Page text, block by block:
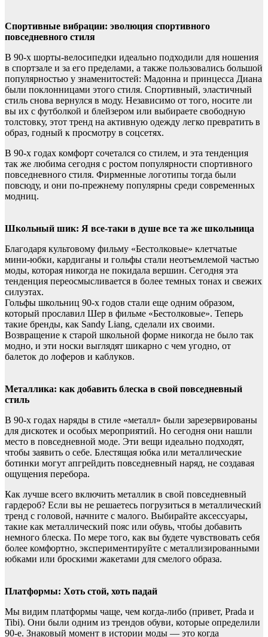
Спортивные вибрации: эволюция спортивного
повседневного стиля
В 90-х шорты-велосипедки идеально подходили для ношения
в спортзале и за его пределами, а также пользовались большой
популярностью у знаменитостей: Мадонна и принцесса Диана
были поклонницами этого стиля. Спортивный, эластичный
стиль снова вернулся в моду. Независимо от того, носите ли
вы их с футболкой и блейзером или выбираете свободную
толстовку, этот тренд на активную одежду легко превратить в
образ, годный к просмотру в соцсетях.
В 90-х годах комфорт сочетался со стилем, и эта тенденция
так же любима сегодня с ростом популярности спортивного
повседневного стиля. Фирменные логотипы тогда были
повсюду, и они по-прежнему популярны среди современных
модниц.
Школьный шик: Я все-таки в душе все та же школьница
Благодаря культовому фильму «Бестолковые» клетчатые
мини-юбки, кардиганы и гольфы стали неотъемлемой частью
моды, которая никогда не покидала вершин. Сегодня эта
тенденция переосмысливается в более темных тонах и свежих
силуэтах.
Гольфы школьниц 90-х годов стали еще одним образом,
который прославил Шер в фильме «Бестолковые». Теперь
такие бренды, как Sandy Liang, сделали их своими.
Возвращение к старой школьной форме никогда не было так
модно, и эти носки выглядят шикарно с чем угодно, от
балеток до лоферов и каблуков.
Металлика: как добавить блеска в свой повседневный
стиль
В 90-х годах наряды в стиле «металл» были зарезервированы
для дискотек и особых мероприятий. Но сегодня они нашли
место в повседневной моде. Эти вещи идеально подходят,
чтобы заявить о себе. Блестящая юбка или металлические
ботинки могут апгрейдить повседневный наряд, не создавая
ощущения перебора.
Как лучше всего включить металлик в свой повседневный
гардероб? Если вы не решаетесь погрузиться в металлический
тренд с головой, начните с малого. Выбирайте аксессуары,
такие как металлический пояс или обувь, чтобы добавить
немного блеска. По мере того, как вы будете чувствовать себя
более комфортно, экспериментируйте с металлизированными
юбками или броскими жакетами для смелого образа.
Платформы: Хоть стой, хоть падай
Мы видим платформы чаще, чем когда-либо (привет, Prada и
Tibi). Они были одним из трендов обуви, которые определили
90-е. Знаковый момент в истории моды — это когда